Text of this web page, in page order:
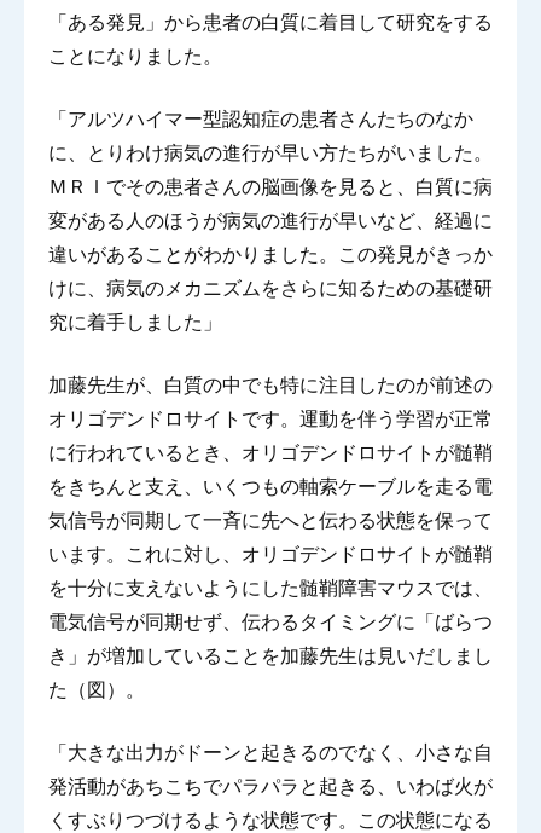
「ある発見」から患者の白質に着目して研究をする
ことになりました。
「アルツハイマー型認知症の患者さんたちのなか
に、とりわけ病気の進行が早い方たちがいました。
ＭＲＩでその患者さんの脳画像を見ると、白質に病
変がある人のほうが病気の進行が早いなど、経過に
違いがあることがわかりました。この発見がきっか
けに、病気のメカニズムをさらに知るための基礎研
究に着手しました」
加藤先生が、白質の中でも特に注目したのが前述の
オリゴデンドロサイトです。運動を伴う学習が正常
に行われているとき、オリゴデンドロサイトが髄鞘
をきちんと支え、いくつもの軸索ケーブルを走る電
気信号が同期して一斉に先へと伝わる状態を保って
います。これに対し、オリゴデンドロサイトが髄鞘
を十分に支えないようにした髄鞘障害マウスでは、
電気信号が同期せず、伝わるタイミングに「ばらつ
き」が増加していることを加藤先生は見いだしまし
た（図）。
「大きな出力がドーンと起きるのでなく、小さな自
発活動があちこちでパラパラと起きる、いわば火が
くすぶりつづけるような状態です。この状態になる